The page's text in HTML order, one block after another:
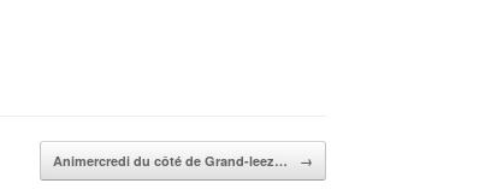
Animercredi du côté de Grand-leez… →